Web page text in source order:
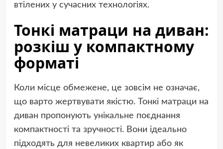
втілених у сучасних технологіях.
Тонкі матраци на диван:
розкіш у компактному
форматі
Коли місце обмежене, це зовсім не означає,
що варто жертвувати якістю. Тонкі матраци на
диван пропонують унікальне поєднання
компактності та зручності. Вони ідеально
підходять для невеликих квартир або як